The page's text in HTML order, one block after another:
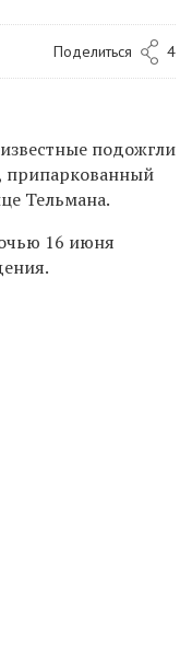
Поделиться 4
подожгли
припаркованный
Тельмана.
16 июня